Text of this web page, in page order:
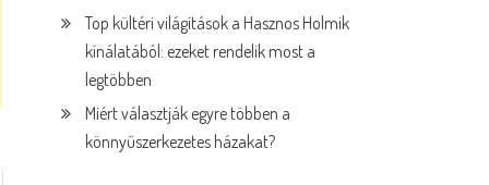
Top kültéri világítások a Hasznos Holmik
kínálatából: ezeket rendelik most a
legtöbben
Miért választják egyre többen a
könnyűszerkezetes házakat?